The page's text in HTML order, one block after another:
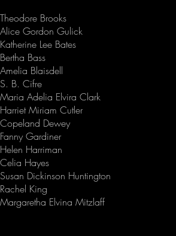
Theodore Brooks
Alice Gordon Gulick
Katherine Lee Bates
Bertha Bass
Amelia Blaisdell
S. B. Cifre
Maria Adelia Elvira Clark
Harriet Miriam Cutler
Copeland Dewey
Fanny Gardiner
Helen Harriman
Celia Hayes
Susan Dickinson Huntington
Rachel King
Margaretha Elvina Mitzlaff